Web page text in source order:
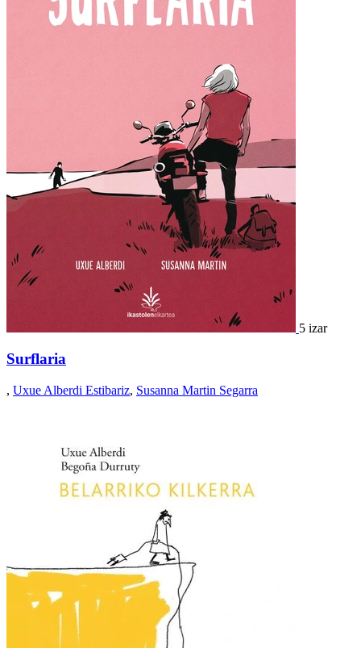
5 izar
Surflaria
, Uxue Alberdi Estibariz, Susanna Martin Segarra